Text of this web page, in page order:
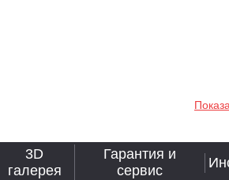
3D
галерея
Гарантия и
сервис